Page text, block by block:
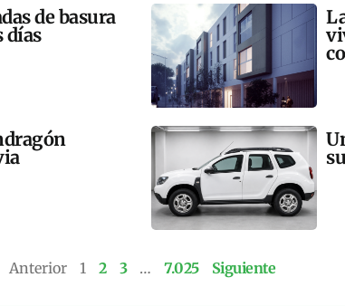
de basura
días
Anterior 1 2 3 … 7.025 Siguiente